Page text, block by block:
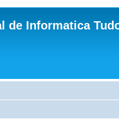
de Informatica